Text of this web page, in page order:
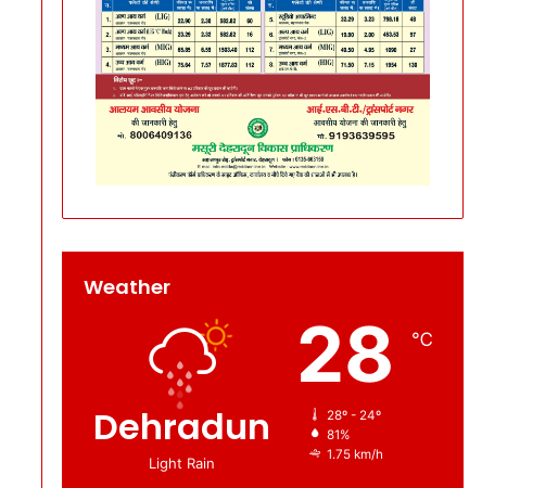
Weather
Dehradun
Light Rain
28 ℃
28º - 24º
81%
1.75 km/h